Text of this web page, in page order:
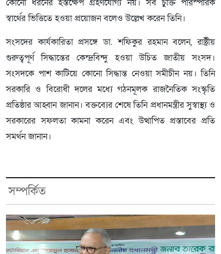
কোনো ধরনের হস্তক্ষেপ গ্রহণযোগ্য নয়। সব চুক্তি পারস্পরিক
স্বার্থের ভিত্তিতে হওয়া প্রয়োজন বলেও উল্লেখ করেন তিনি।
সংসদের কার্যকারিতা প্রসঙ্গে ডা. শফিকুর রহমান বলেন, রাষ্ট্রীয়
গুরুত্বপূর্ণ সিদ্ধান্তের কেন্দ্রবিন্দু হওয়া উচিত জাতীয় সংসদ।
সংসদকে পাশ কাটিয়ে কোনো সিদ্ধান্ত নেওয়া সমীচীন নয়। তিনি
সরকারি ও বিরোধী দলের মধ্যে গঠনমূলক রাজনৈতিক সংস্কৃতি
প্রতিষ্ঠার আহ্বান জানান। বক্তব্যের শেষে তিনি প্রধানমন্ত্রীর সুস্বাস্থ্য ও
সরকারের সফলতা কামনা করেন এবং উত্থাপিত প্রস্তাবের প্রতি
সমর্থন জানান।
সম্পর্কিত